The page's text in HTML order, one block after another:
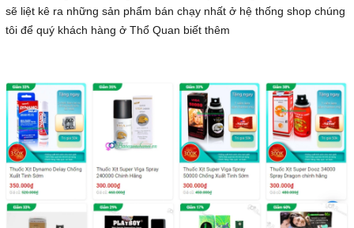
sẽ liệt kê ra những sản phẩm bán chạy nhất ở hệ thống shop chúng
tôi để quý khách hàng ở Thổ Quan biết thêm